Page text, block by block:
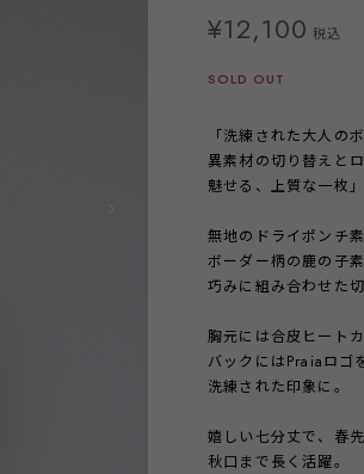
¥12,100 税込
SOLD OUT
「洗練された大人の
異素材の切り替えと
魅せる、上質な一枚」
無地のドライポンチ素
ボーダー柄の鹿の子
巧みに組み合わせた切
胸元には合皮ヒートカ
バックにはPraiaロゴ
洗練された印象に。
嬉しい七分丈で、春
秋口まで長く活躍。